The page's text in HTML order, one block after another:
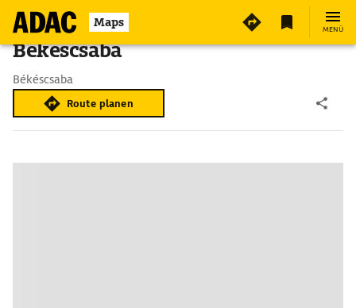
Maps MENÜ
Békéscsaba
Békéscsaba
Route planen